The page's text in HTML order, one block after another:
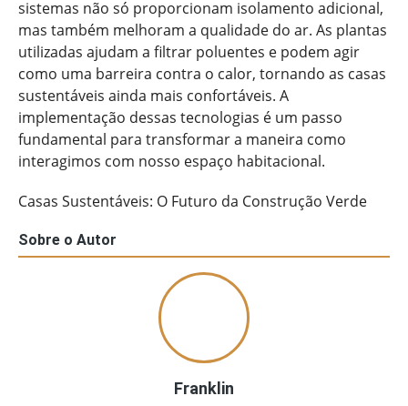
sistemas não só proporcionam isolamento adicional,
mas também melhoram a qualidade do ar. As plantas
utilizadas ajudam a filtrar poluentes e podem agir
como uma barreira contra o calor, tornando as casas
sustentáveis ainda mais confortáveis. A
implementação dessas tecnologias é um passo
fundamental para transformar a maneira como
interagimos com nosso espaço habitacional.
Casas Sustentáveis: O Futuro da Construção Verde
Sobre o Autor
Franklin